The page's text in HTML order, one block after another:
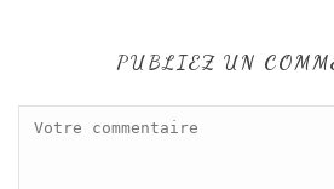
PUBLIEZ UN